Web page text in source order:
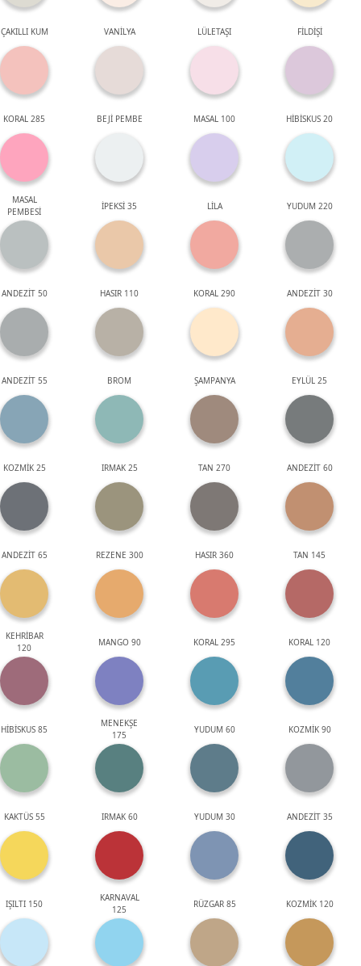
ÇAKILLI KUM VANİLYA LÜLETAŞI FİLDİŞİ
KORAL 285 BEJİ PEMBE MASAL 100 HİBİSKUS 20
MASAL
PEMBESİ
İPEKSİ 35 LİLA YUDUM 220
ANDEZİT 50 HASIR 110 KORAL 290 ANDEZİT 30
ANDEZİT 55 BROM ŞAMPANYA EYLÜL 25
KOZMİK 25 IRMAK 25 TAN 270 ANDEZİT 60
ANDEZİT 65 REZENE 300 HASIR 360 TAN 145
KEHRİBAR
120
MANGO 90 KORAL 295 KORAL 120
HİBİSKUS 85
MENEKŞE
175
YUDUM 60 KOZMİK 90
KAKTÜS 55 IRMAK 60 YUDUM 30 ANDEZİT 35
IŞILTI 150
KARNAVAL
125
RÜZGAR 85 KOZMİK 120